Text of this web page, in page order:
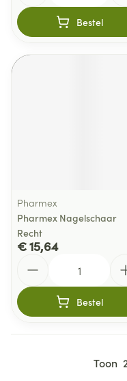
Bestel
Pharmex
Pharmex Nagelschaar
Recht
€ 15,64
Bestel
Toon